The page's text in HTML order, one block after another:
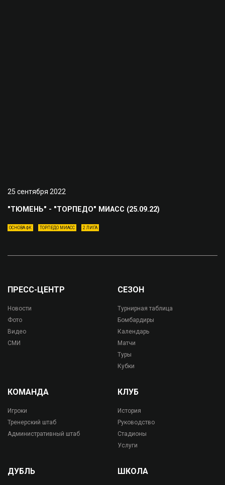
25 сентября 2022
"ТЮМЕНЬ" - "ТОРПЕДО" МИАСС (25.09.22)
ОСНОВА ФК ТОРПЕДО МИАСС 2 ЛИГА
ПРЕСС-ЦЕНТР
Новости
Фото
Видео
СМИ
СЕЗОН
Турнирная таблица
Бомбардиры
Календарь
Матчи
Туры
Кубки
КОМАНДА
Игроки
Тренерский штаб
Административный штаб
КЛУБ
История
Руководство
Стадионы
Услуги
ДУБЛЬ ШКОЛА